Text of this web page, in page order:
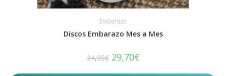
Embarazo
Discos Embarazo Mes a Mes
34,95€ 29,70€